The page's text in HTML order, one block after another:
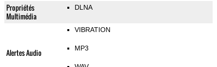
Propriétés
Multimédia
DLNA
Alertes Audio
VIBRATION
MP3